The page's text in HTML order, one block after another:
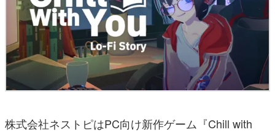
株式会社ネストピはPC向け新作ゲーム『Chill with